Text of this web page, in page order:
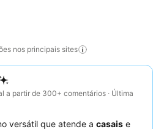
nos principais sites
a partir de 300+ comentários · Última
versátil que atende a casais e